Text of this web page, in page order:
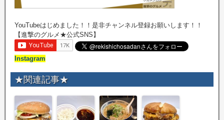
YouTubeはじめました！！是非チャンネル登録お願いします！！
【進撃のグルメ★公式SNS】
Instagram
★関連記事★